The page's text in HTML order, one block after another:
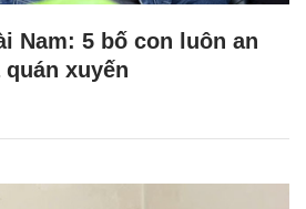
Nam: 5 bố con luôn an
xuyến